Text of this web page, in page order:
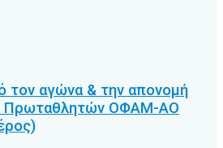
αγώνα & την απονομή
Πρωταθλητών ΟΦΑΜ-ΑΟ